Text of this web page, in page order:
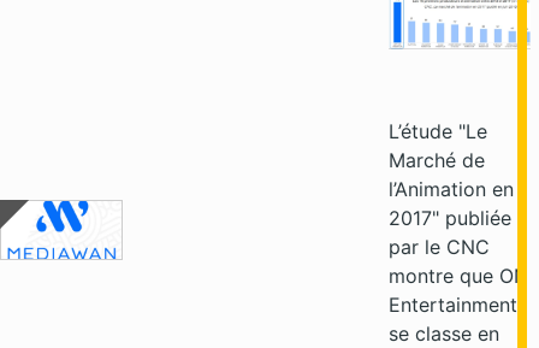
L’étude "Le
Marché de
l’Animation en
2017" publiée
par le CNC
montre que ON
Entertainment
se classe en